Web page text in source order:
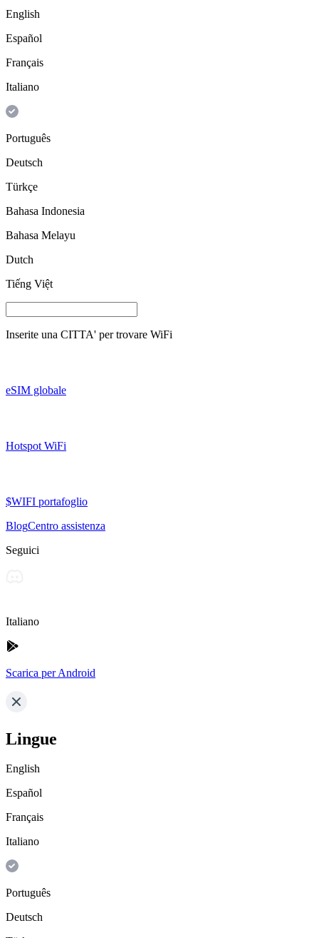
English
Español
Français
Italiano
Português
Deutsch
Türkçe
Bahasa Indonesia
Bahasa Melayu
Dutch
Tiếng Việt
Inserite una CITTA' per trovare WiFi
eSIM globale
Hotspot WiFi
$WIFI portafoglio
BlogCentro assistenza
Seguici
Italiano
Scarica per Android
Lingue
English
Español
Français
Italiano
Português
Deutsch